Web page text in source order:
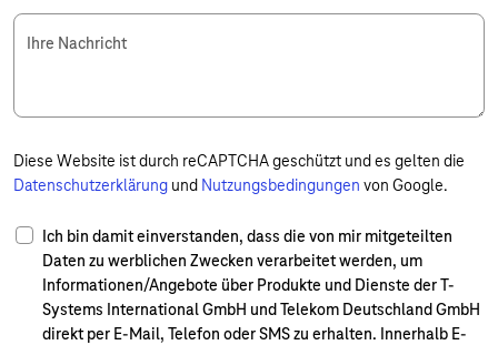
Ihre Nachricht
Diese Website ist durch reCAPTCHA geschützt und es gelten die
Datenschutzerklärung und Nutzungsbedingungen von Google.
Ich bin damit einverstanden, dass die von mir mitgeteilten
Daten zu werblichen Zwecken verarbeitet werden, um
Informationen/Angebote über Produkte und Dienste der T-
Systems International GmbH und Telekom Deutschland GmbH
direkt per E-Mail, Telefon oder SMS zu erhalten. Innerhalb E-